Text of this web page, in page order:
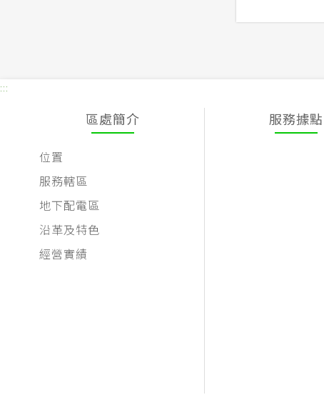
:::
區處簡介
位置
服務轄區
地下配電區
沿革及特色
經營實績
服務據點